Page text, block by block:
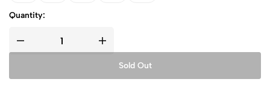
Quantity:
Sold Out